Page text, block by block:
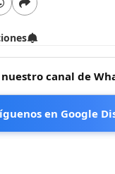
canal de
en Google